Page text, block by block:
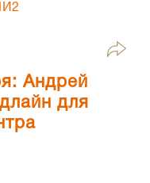
Андрей
для